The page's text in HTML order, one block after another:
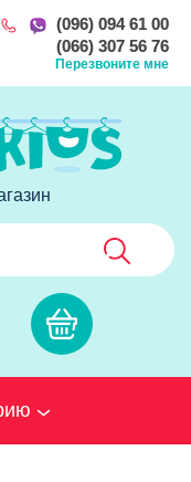
(096) 094 61 00
(066) 307 56 76
Перезвоните мне